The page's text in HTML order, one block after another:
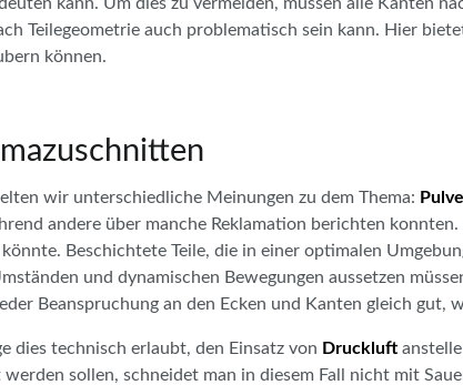
Teilegeometrie auch problematisch sein kann. Hier
können.
wir unterschiedliche Meinungen zu dem Thema:
andere über manche Reklamation berichten
Beschichtete Teile, die in einer optimalen
und dynamischen Bewegungen aussetzen
Beanspruchung an den Ecken und Kanten gleich gut,
dies technisch erlaubt, den Einsatz von Druckluft
sollen, schneidet man in diesem Fall nicht mit